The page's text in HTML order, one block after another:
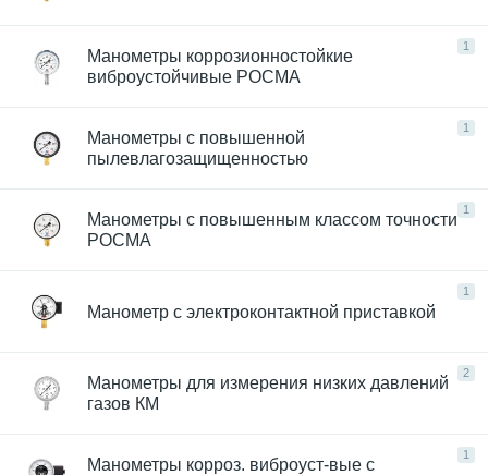
1
Манометры коррозионностойкие
виброустойчивые РОСМА
1
Манометры с повышенной
пылевлагозащищенностью
1
Манометры с повышенным классом точности
РОСМА
1
Манометр с электроконтактной приставкой
2
Манометры для измерения низких давлений
газов КМ
1
Манометры корроз. виброуст-вые с